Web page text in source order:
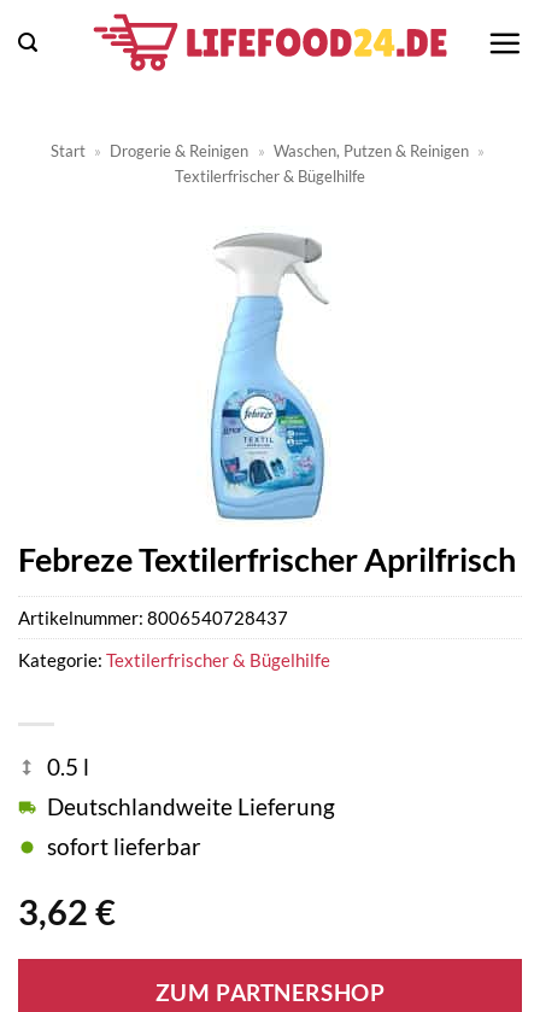
Inhalt
Start » Drogerie & Reinigen » Waschen, Putzen & Reinigen »
Textilerfrischer & Bügelhilfe
Febreze Textilerfrischer Aprilfrisch
3,62 €
0.5 l
Deutschlandweite Lieferung
sofort lieferbar
ZUM PARTNERSHOP
Artikelnummer: 8006540728437
Kategorie: Textilerfrischer & Bügelhilfe